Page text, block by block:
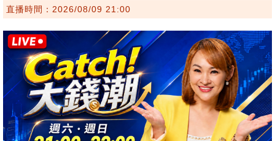
直播時間：2026/08/09 21:00